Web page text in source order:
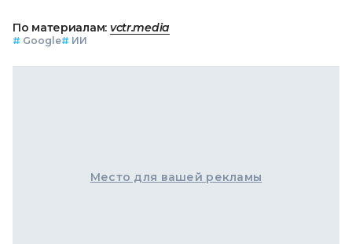
По материалам: vctr.media
# Google# ИИ
Место для вашей рекламы